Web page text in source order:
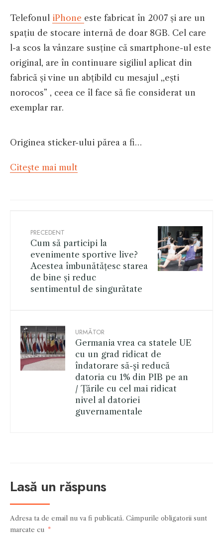
Telefonul iPhone este fabricat în 2007 și are un
spațiu de stocare internă de doar 8GB. Cel care
l-a scos la vânzare susține că smartphone-ul este
original, are în continuare sigiliul aplicat din
fabrică și vine un abțibild cu mesajul ,,ești
norocos” , ceea ce îl face să fie considerat un
exemplar rar.
Originea sticker-ului părea a fi…
Citeşte mai mult
PRECEDENT
Cum să participi la
evenimente sportive live?
Acestea îmbunătățesc starea
de bine și reduc
sentimentul de singurătate
URMĂTOR
Germania vrea ca statele UE
cu un grad ridicat de
îndatorare să-şi reducă
datoria cu 1% din PIB pe an
/ Țările cu cel mai ridicat
nivel al datoriei
guvernamentale
Lasă un răspuns
Adresa ta de email nu va fi publicată. Câmpurile obligatorii sunt
marcate cu *